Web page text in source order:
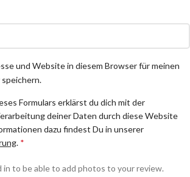
und Website in diesem Browser für meinen
Formulars erklärst du dich mit der
deiner Daten durch diese Website
dazu findest Du in unserer
. *
in to be able to add photos to your review.